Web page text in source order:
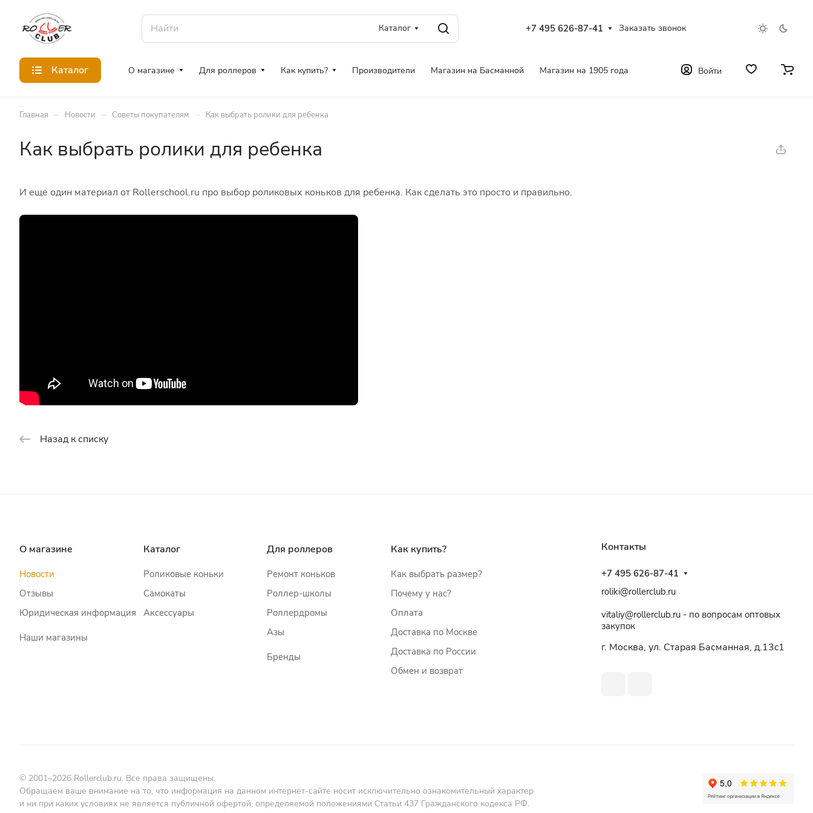
Каталог +7 495 626-87-41 Заказать звонок
Каталог О магазине Для роллеров Как купить? Производители Магазин на Басманной Магазин на 1905 года Войти
Главная – Новости – Советы покупателям – Как выбрать ролики для ребенка
Как выбрать ролики для ребенка
И еще один материал от Rollerschool.ru про выбор роликовых коньков для ребенка. Как сделать это просто и правильно.
Назад к списку
О магазине
Новости
Отзывы
Юридическая информация
Наши магазины
Каталог
Роликовые коньки
Самокаты
Аксессуары
Для роллеров
Ремонт коньков
Роллер-школы
Роллердромы
Азы
Бренды
Как купить?
Как выбрать размер?
Почему у нас?
Оплата
Доставка по Москве
Доставка по России
Обмен и возврат
Контакты
+7 495 626-87-41
roliki@rollerclub.ru
vitaliy@rollerclub.ru - по вопросам оптовых
закупок
г. Москва, ул. Старая Басманная, д.13c1
© 2001–2026 Rollerclub.ru. Все права защищены.
Обращаем ваше внимание на то, что информация на данном интернет-сайте носит исключительно ознакомительный характер
и ни при каких условиях не является публичной офертой, определяемой положениями Статьи 437 Гражданского кодекса РФ.